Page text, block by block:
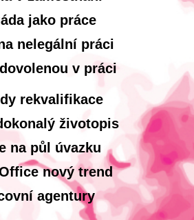
jako práce
nelegální práci
v práci
rekvalifikace
životopis
na půl úvazku
nový trend
agentury